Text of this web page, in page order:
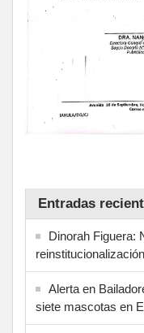
Entradas
Dinorah Figuera:
Alerta en
siete mascotas en